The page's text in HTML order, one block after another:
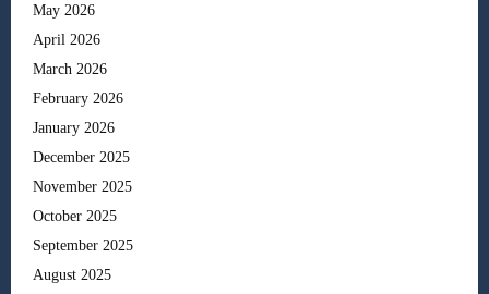
May 2026
April 2026
March 2026
February 2026
January 2026
December 2025
November 2025
October 2025
September 2025
August 2025